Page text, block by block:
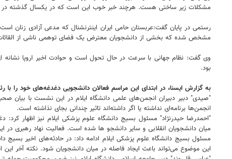
مشکلات زیر ساختی هست. هرچند خبر خوب این است که در یکسال گذشته در
مشخص شده که بخشی از دانشجویان معترض یک فضای توهمی ناشی از القائات
وی گفت: نظام جهانی با سرعت در حال تحول است و حوادت اخیر اروپا نشانه
بود.
به گزارش ایسنا، در ابتدای این مراسم فعالان دانشجویی دغدغه‌های خود را
انجمن‌ها برنامه‌ای نداشته یا اگر داشته‌اند تاثیر چندانی بجای نذاشته است.
"احمدرضا حیدرنژاد" مسئول بسیج دانشگاه علوم پزشکی ایلام نیز اظهار
میان دانشجویان انقلابی و سایر دانشجو ها شده است. فعالیت نهاد رهبری در
مسئول بسیج دانشگاه علوم پزشکی ایلام ادامه داد: در حادثه‌های اخیر
این موضوع می‌تواند باعث ایجاد فاصله در میان دانشجویان شود. نکته آخر